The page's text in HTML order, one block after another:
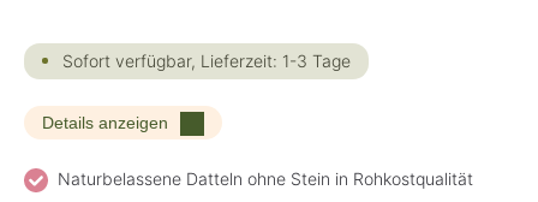
Sofort verfügbar, Lieferzeit: 1-3 Tage
Details anzeigen
Naturbelassene Datteln ohne Stein in Rohkostqualität